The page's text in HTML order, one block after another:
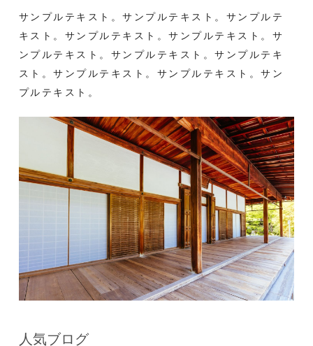
サンプルテキスト。サンプルテキスト。サンプルテ
キスト。サンプルテキスト。サンプルテキスト。サ
ンプルテキスト。サンプルテキスト。サンプルテキ
スト。サンプルテキスト。サンプルテキスト。サン
プルテキスト。
人気ブログ